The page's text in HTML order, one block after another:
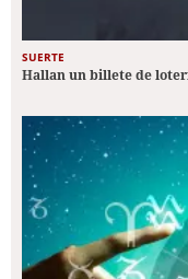
SUERTE
Hallan un billete de